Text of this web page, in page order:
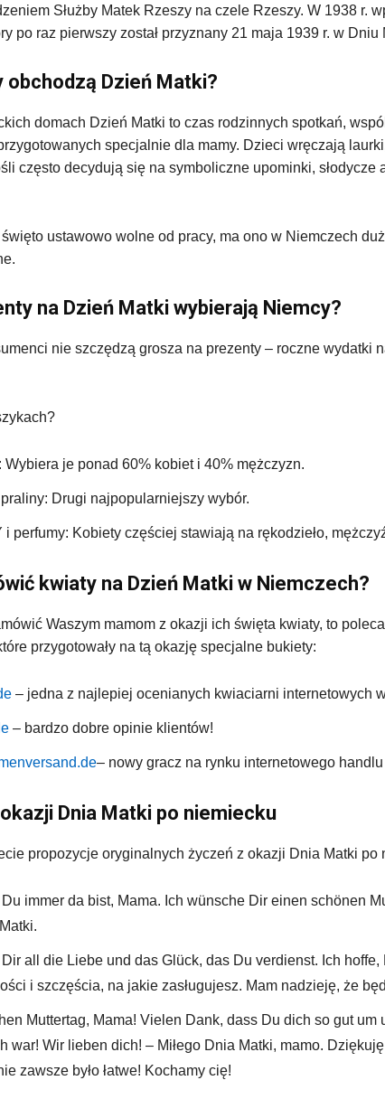
Służby Matek Rzeszy na czele Rzeszy. W 1938 r.
po raz pierwszy został przyznany 21 maja 1939 r. w Dniu
obchodzą Dzień Matki?
domach Dzień Matki to czas rodzinnych spotkań,
specjalnie dla mamy. Dzieci wręczają
często decydują się na symboliczne upominki,
ustawowo wolne od pracy, ma ono w Niemczech
na Dzień Matki wybierają Niemcy?
nie szczędzą grosza na prezenty – roczne wydatki
Wybiera je ponad 60% kobiet i 40% mężczyzn.
Drugi najpopularniejszy wybór.
i perfumy: Kobiety częściej stawiają na rękodzieło,
kwiaty na Dzień Matki w Niemczech?
Waszym mamom z okazji ich święta kwiaty, to
przygotowały na tą okazję specjalne bukiety:
– jedna z najlepiej ocenianych kwiaciarni internetowych
– bardzo dobre opinie klientów!
– nowy gracz na rynku internetowego
Dnia Matki po niemiecku
propozycje oryginalnych życzeń z okazji Dnia Matki po
immer da bist, Mama. Ich wünsche Dir einen schönen
Dir all die Liebe und das Glück, das Du verdienst. Ich
i szczęścia, na jakie zasługujesz. Mam nadzieję, że
Muttertag, Mama! Vielen Dank, dass Du dich so gut
war! Wir lieben dich! – Miłego Dnia Matki, mamo.
zawsze było łatwe! Kochamy cię!